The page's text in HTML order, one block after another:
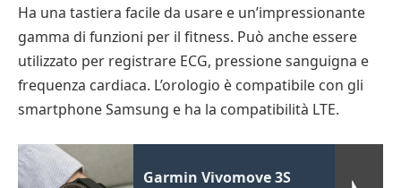
Ha una tastiera facile da usare e un’impressionante
gamma di funzioni per il fitness. Può anche essere
utilizzato per registrare ECG, pressione sanguigna e
frequenza cardiaca. L’orologio è compatibile con gli
smartphone Samsung e ha la compatibilità LTE.
Garmin Vivomove 3S